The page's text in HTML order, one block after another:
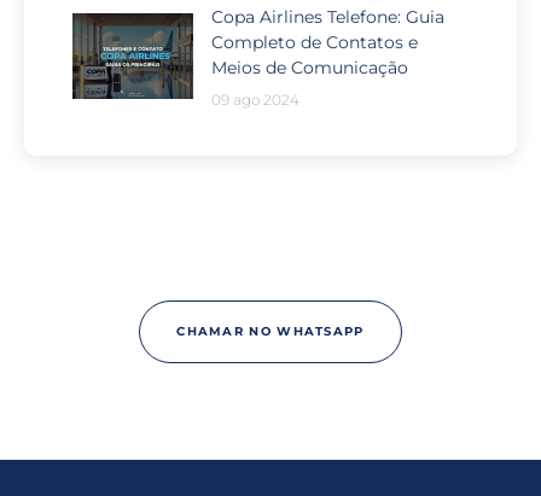
Copa Airlines Telefone: Guia
Completo de Contatos e
Meios de Comunicação
09 ago 2024
CHAMAR NO WHATSAPP